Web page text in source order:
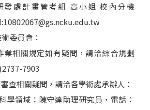
發處計畫管考組 高小姐 校內分機
委員會：
業相關規定如有疑問，請洽綜合規劃
7903
查相關疑問，請洽各學術處承辦人：
學領域：陳守達助理研究員，電話：